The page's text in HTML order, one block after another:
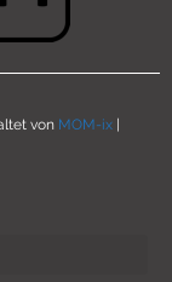
von MOM-ix |